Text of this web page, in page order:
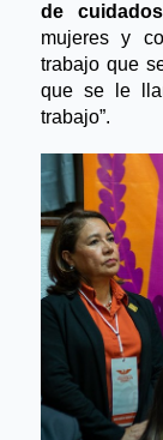
de
mujeres y
trabajo que
que se le
trabajo”.